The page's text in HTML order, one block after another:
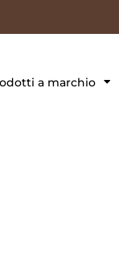
a marchio